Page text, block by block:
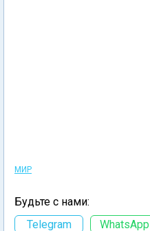
МИР
Будьте с нами:
Telegram
WhatsApp